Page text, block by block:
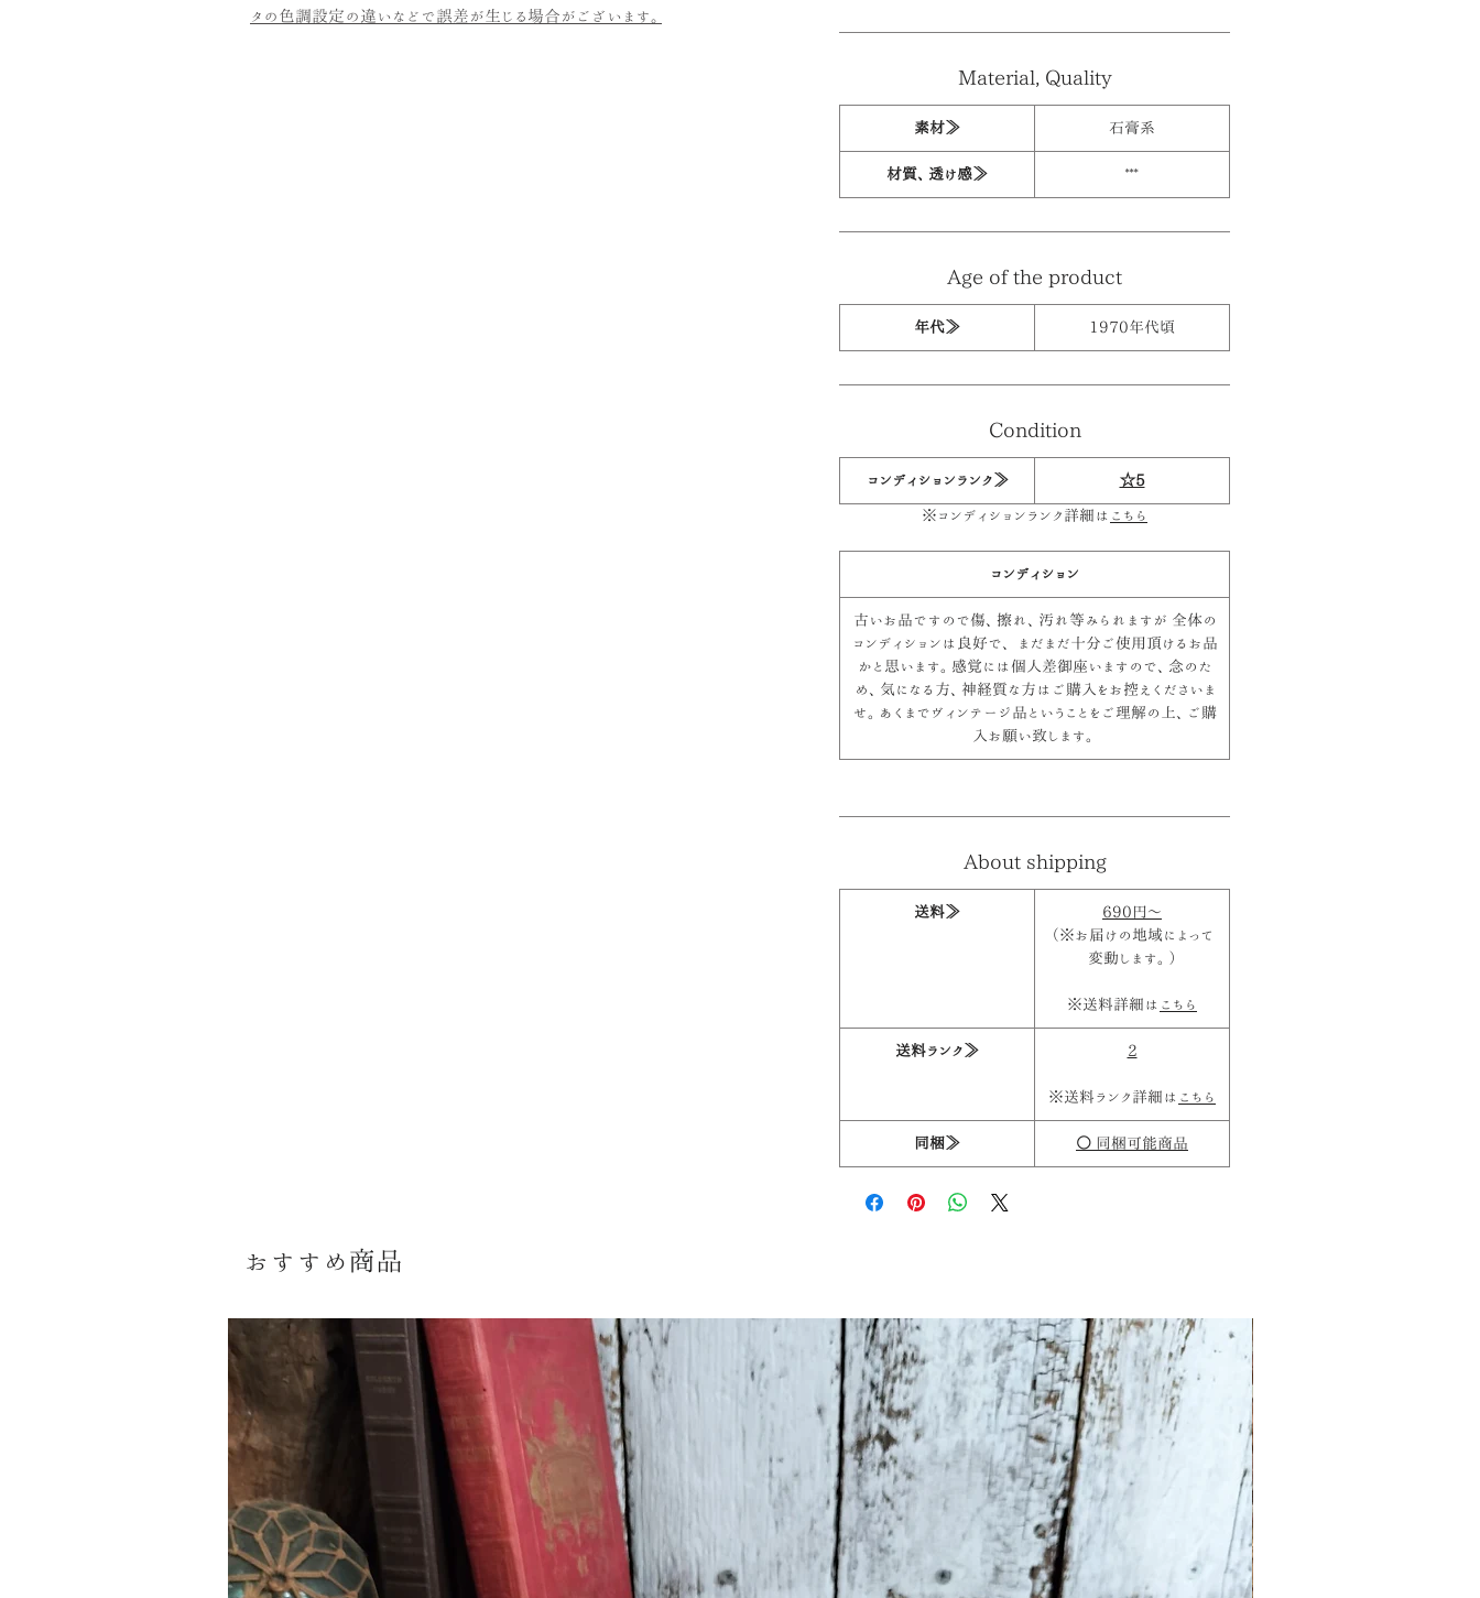
タの色調設定の違いなどで誤差が生じる場合がございます。
Material, Quality
素材≫ 石膏系
材質、透け感≫ ***
Age of the product
年代≫ 1970年代頃
Condition
コンディションランク≫ ☆5
※コンディションランク詳細は こちら
コンディション
古いお品ですので傷、擦れ、汚れ等みられますが 全体の
コンディションは良好で、 まだまだ十分ご使用頂けるお品
かと思います。感覚には個人差御座いますので、念のた
め、気になる方、神経質な方はご購入をお控えくださいま
せ。あくまでヴィンテージ品ということをご理解の上、ご購
入お願い致します。
About shipping
送料≫
690円～
（※お届けの地域によって
変動します。）
※送料詳細は こちら
送料ランク≫ 2
※送料ランク詳細は こちら
同梱≫ ○ 同梱可能商品
おすすめ商品